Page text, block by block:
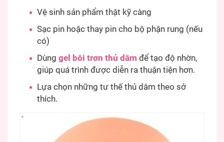
Vệ sinh sản phẩm thật kỹ càng
Sạc pin hoặc thay pin cho bộ phận rung (nếu
có)
Dùng gel bôi trơn thủ dâm để tạo độ nhờn,
giúp quá trình được diễn ra thuận tiện hơn.
Lựa chọn những tư thế thủ dâm theo sở
thích.